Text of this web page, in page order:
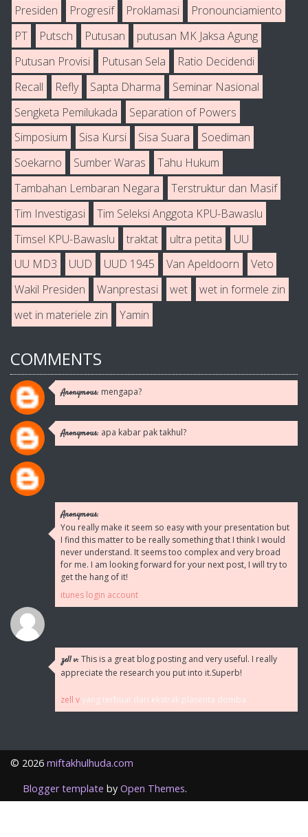
Presiden
Progresif Proklamasi
Pronounciamiento
PT
Putsch Putusan
putusan MK Jaksa Agung
Putusan Provisi
Putusan Sela
Ratio Decidendi
Recall
Refly Sapta Dharma
Seminar Nasional
Sengketa Pemilukada
Separation of Powers
Simposium
Sisa Kursi Sisa Suara
Soediman
Soekarno
Sumber Waras
Tahu Hukum
Tambahan Lembaran Negara
Terstruktur dan Masif
Tim Investigasi
Tim Seleksi Anggota KPU-Bawaslu
Timsel KPU-Bawaslu
traktat ultra petita
UU
UU MD3
UUD UUD 1945 Van Apeldoorn
Veto
Wakil Presiden
Wanprestasi wet
wet in formele zin
wet in materiele zin
Yamin
COMMENTS
Anonymous: mengapa?
Anonymous: apa kabar pak takhul?
Anonymous:
You really make it seem so easy with your presentation but
I find this matter to be really something that I think I would
never understand. It seems too complex and very broad
for me. I am looking forward for your next post, I will try to
get the hang of it!
itunes login account
zell v:This is a great blog posting and very useful. I really
appreciate the research you put into it.Superb!
zell vyang terbuat dari ekstrak plasenta domba
© 2026 miftakhulhuda.com
Blogger template by Open Themes.